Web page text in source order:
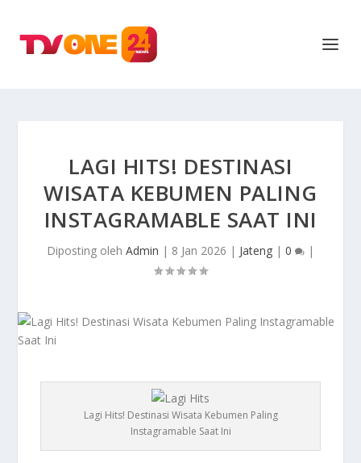
LAGI HITS! DESTINASI
WISATA KEBUMEN PALING
INSTAGRAMABLE SAAT INI
Diposting oleh Admin | 8 Jan 2026 | Jateng | 0 |
Lagi Hits! Destinasi Wisata Kebumen Paling
Instagramable Saat Ini